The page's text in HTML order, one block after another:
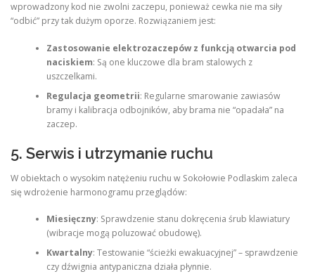
wprowadzony kod nie zwolni zaczepu, ponieważ cewka nie ma siły
“odbić” przy tak dużym oporze. Rozwiązaniem jest:
Zastosowanie elektrozaczepów z funkcją otwarcia pod
naciskiem: Są one kluczowe dla bram stalowych z
uszczelkami.
Regulacja geometrii: Regularne smarowanie zawiasów
bramy i kalibracja odbojników, aby brama nie “opadała” na
zaczep.
5. Serwis i utrzymanie ruchu
W obiektach o wysokim natężeniu ruchu w Sokołowie Podlaskim zaleca
się wdrożenie harmonogramu przeglądów:
Miesięczny: Sprawdzenie stanu dokręcenia śrub klawiatury
(wibracje mogą poluzować obudowę).
Kwartalny: Testowanie “ścieżki ewakuacyjnej” – sprawdzenie
czy dźwignia antypaniczna działa płynnie.